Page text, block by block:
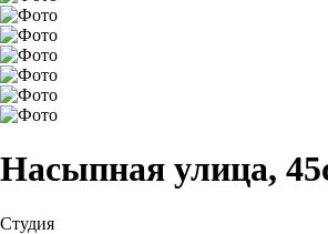
Насыпная улица,
Студия